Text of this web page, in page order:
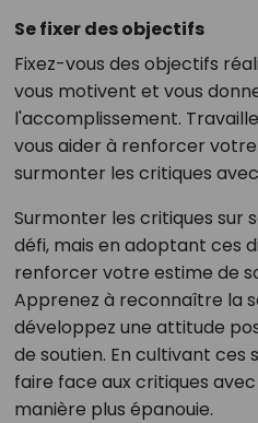
Se fixer des objectifs
Fixez-vous des objectifs
vous motivent et vous
l'accomplissement.
vous aider à renforcer
surmonter les critiques
Surmonter les critiques sur
défi, mais en adoptant ces
renforcer votre estime de
Apprenez à reconnaître la
développez une attitude
de soutien. En cultivant ces
faire face aux critiques
manière plus épanouie.